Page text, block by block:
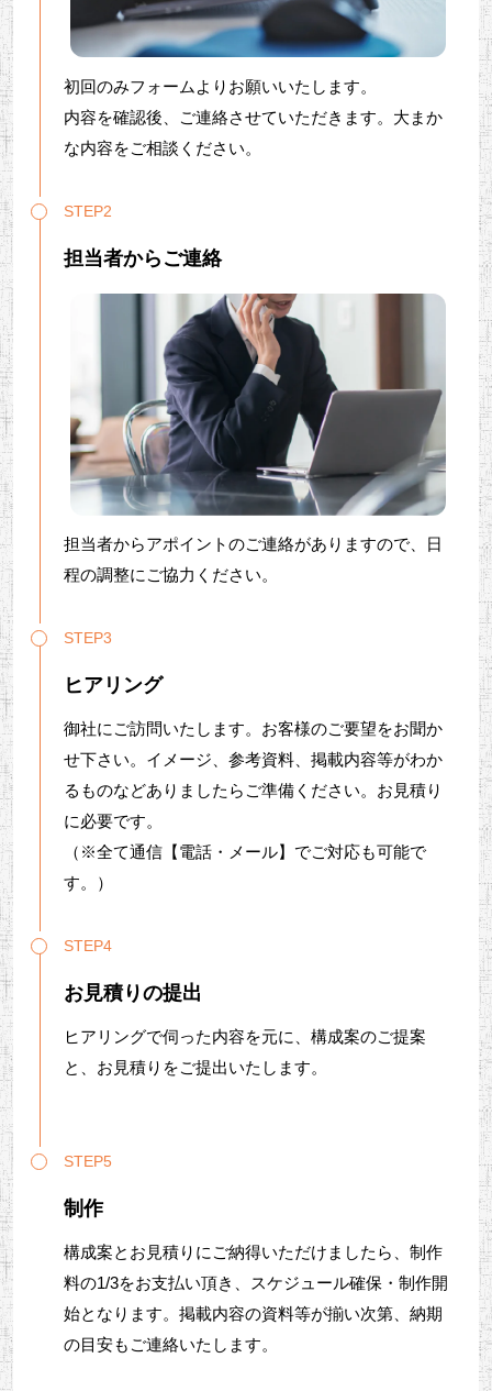
初回のみフォームよりお願いいたします。
内容を確認後、ご連絡させていただきます。大まか
な内容をご相談ください。
STEP2
担当者からご連絡
担当者からアポイントのご連絡がありますので、日
程の調整にご協力ください。
STEP3
ヒアリング
御社にご訪問いたします。お客様のご要望をお聞か
せ下さい。イメージ、参考資料、掲載内容等がわか
るものなどありましたらご準備ください。お見積り
に必要です。
（※全て通信【電話・メール】でご対応も可能で
す。）
STEP4
お見積りの提出
ヒアリングで伺った内容を元に、構成案のご提案
と、お見積りをご提出いたします。
STEP5
制作
構成案とお見積りにご納得いただけましたら、制作
料の1/3をお支払い頂き、スケジュール確保・制作開
始となります。掲載内容の資料等が揃い次第、納期
の目安もご連絡いたします。